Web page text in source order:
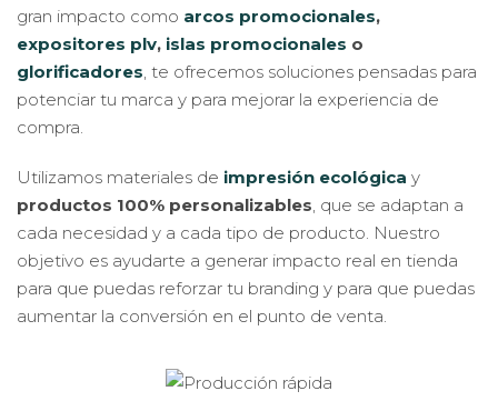
gran impacto como arcos promocionales,
expositores plv, islas promocionales o
glorificadores , te ofrecemos soluciones pensadas para
potenciar tu marca y para mejorar la experiencia de
compra.
Utilizamos materiales de impresión ecológica y
productos 100% personalizables , que se adaptan a
cada necesidad y a cada tipo de producto. Nuestro
objetivo es ayudarte a generar impacto real en tienda
para que puedas reforzar tu branding y para que puedas
aumentar la conversión en el punto de venta.